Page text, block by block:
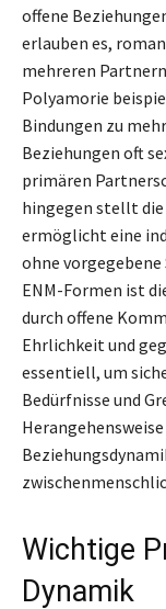
offene
erlauben es,
mehreren
Polyamorie
Bindungen zu
Beziehungen oft
primären
hingegen stellt die
ermöglicht eine
ohne
ENM-Formen ist
durch offene
Ehrlichkeit und
essentiell, um
Bedürfnisse und
Wichtige
Dynamik